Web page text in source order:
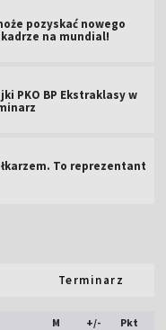
pozyskać nowego
na mundial!
PKO BP Ekstraklasy w
To reprezentant
Terminarz
M +/- Pkt